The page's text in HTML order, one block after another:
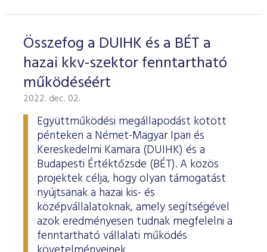
Összefog a DUIHK és a BÉT a
hazai kkv-szektor fenntartható
működéséért
2022. dec. 02.
Együttműködési megállapodást kötött
pénteken a Német-Magyar Ipari és
Kereskedelmi Kamara (DUIHK) és a
Budapesti Értéktőzsde (BÉT). A közös
projektek célja, hogy olyan támogatást
nyújtsanak a hazai kis- és
középvállalatoknak, amely segítségével
azok eredményesen tudnak megfelelni a
fenntartható vállalati működés